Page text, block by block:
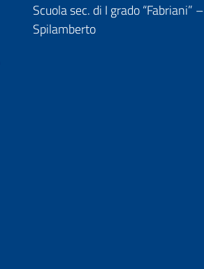
Scuola sec. di I grado “Fabriani” –
Spilamberto